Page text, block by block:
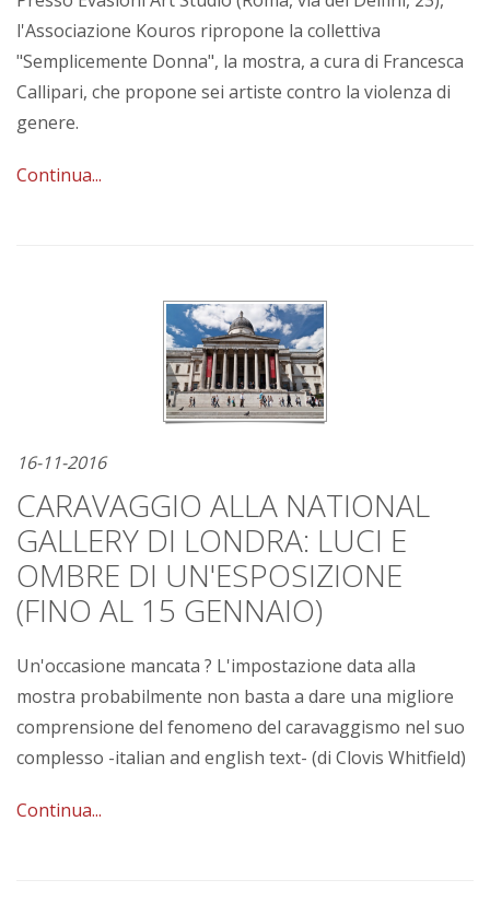
l'Associazione Kouros ripropone la collettiva
"Semplicemente Donna", la mostra, a cura di Francesca
Callipari, che propone sei artiste contro la violenza di
genere.
Continua...
16-11-2016
CARAVAGGIO ALLA NATIONAL
GALLERY DI LONDRA: LUCI E
OMBRE DI UN'ESPOSIZIONE
(FINO AL 15 GENNAIO)
Un'occasione mancata ? L'impostazione data alla
mostra probabilmente non basta a dare una migliore
comprensione del fenomeno del caravaggismo nel suo
complesso -italian and english text- (di Clovis Whitfield)
Continua...